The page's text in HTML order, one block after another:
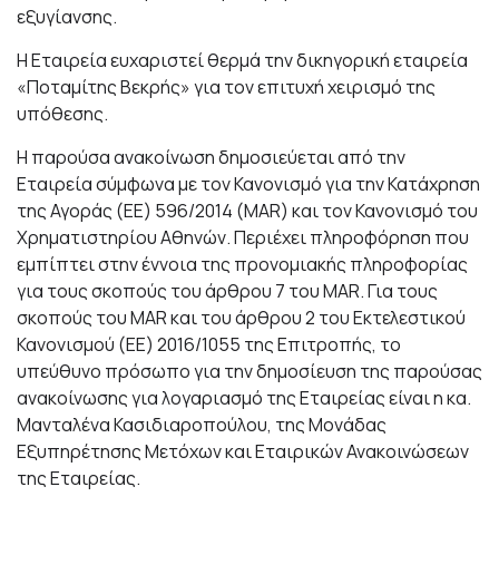
εξυγίανσης.
Η Εταιρεία ευχαριστεί θερμά την δικηγορική εταιρεία
«Ποταμίτης Βεκρής» για τον επιτυχή χειρισμό της
υπόθεσης.
Η παρούσα ανακοίνωση δημοσιεύεται από την
Εταιρεία σύμφωνα με τον Κανονισμό για την Κατάχρηση
της Αγοράς (EΕ) 596/2014 (MAR) και τον Κανονισμό του
Χρηματιστηρίου Αθηνών. Περιέχει πληροφόρηση που
εμπίπτει στην έννοια της προνομιακής πληροφορίας
για τους σκοπούς του άρθρου 7 του MAR. Για τους
σκοπούς του MAR και του άρθρου 2 του Εκτελεστικού
Κανονισμού (ΕΕ) 2016/1055 της Επιτροπής, το
υπεύθυνο πρόσωπο για την δημοσίευση της παρούσας
ανακοίνωσης για λογαριασμό της Εταιρείας είναι η κα.
Μανταλένα Κασιδιαροπούλου, της Μονάδας
Εξυπηρέτησης Μετόχων και Εταιρικών Ανακοινώσεων
της Εταιρείας.